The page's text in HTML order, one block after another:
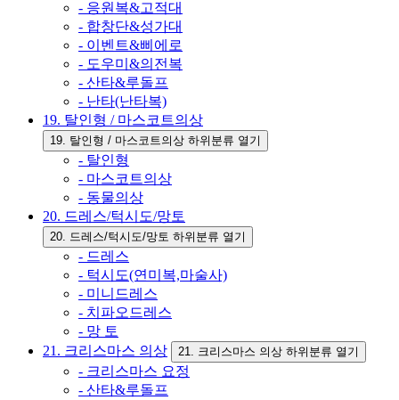
- 응원복&고적대
- 합창단&성가대
- 이벤트&삐에로
- 도우미&의전복
- 산타&루돌프
- 난타(난타복)
19. 탈인형 / 마스코트의상
19. 탈인형 / 마스코트의상 하위분류 열기
- 탈인형
- 마스코트의상
- 동물의상
20. 드레스/턱시도/망토
20. 드레스/턱시도/망토 하위분류 열기
- 드레스
- 턱시도(연미복,마술사)
- 미니드레스
- 치파오드레스
- 망 토
21. 크리스마스 의상
21. 크리스마스 의상 하위분류 열기
- 크리스마스 요정
- 산타&루돌프